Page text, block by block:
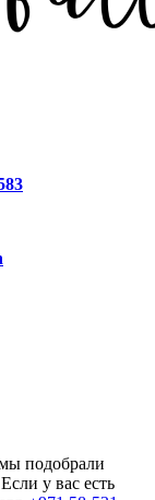
подобрали
у вас есть